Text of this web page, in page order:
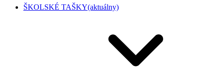
ŠKOLSKÉ TAŠKY(aktuálny)